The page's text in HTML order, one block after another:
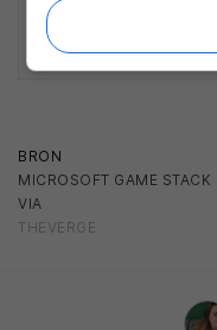
Bekijk
achtergronden.
BRON
MICROSOFT GAME STACK
VIA
THEVERGE